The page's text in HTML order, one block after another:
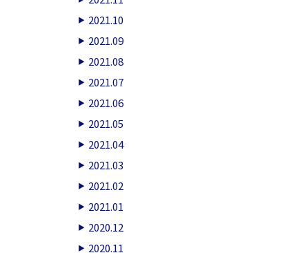
2021.10
2021.09
2021.08
2021.07
2021.06
2021.05
2021.04
2021.03
2021.02
2021.01
2020.12
2020.11